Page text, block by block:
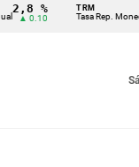
TRM
Tasa Rep. Moneda